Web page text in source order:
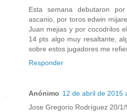
Esta semana debutaron
ascanio, por toros edwin
Juan mejias y por cocodrilos
14 pts algo muy resaltante,
sobre estos jugadores me
Responder
Anónimo 12 de abril de 2015
Jose Gregorio Rodríguez 20/1/